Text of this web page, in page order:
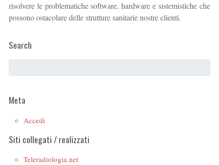
risolvere le problematiche software, hardware e sistemistiche che
possono ostacolare delle strutture sanitarie nostre clienti.
Search
Meta
Accedi
Siti collegati / realizzati
Teleradiologia.net